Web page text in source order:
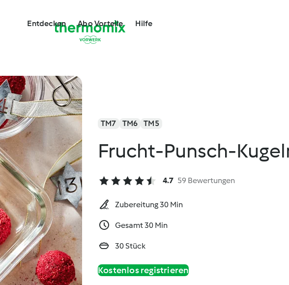
Entdecken Abo Vorteile Hilfe
TM7 TM6 TM5
Frucht-Punsch-
4.7 59 Bewertungen
Zubereitung 30 Min
Gesamt 30 Min
30 Stück
Kostenlos registrieren